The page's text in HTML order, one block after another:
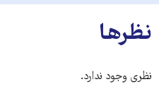
نظرها
نظری وجود ندارد.